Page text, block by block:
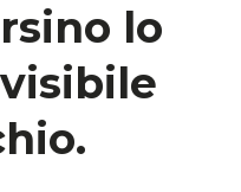
lo